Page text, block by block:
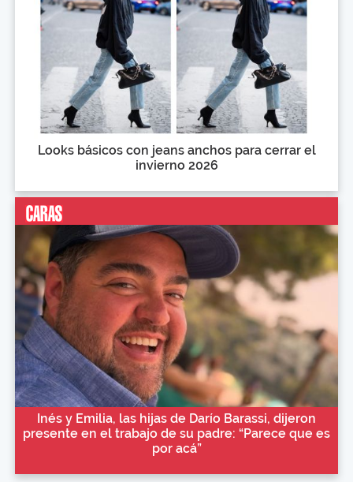
Looks básicos con jeans anchos para cerrar el
invierno 2026
Inés y Emilia, las hijas de Darío Barassi, dijeron
presente en el trabajo de su padre: “Parece que es
por acá”